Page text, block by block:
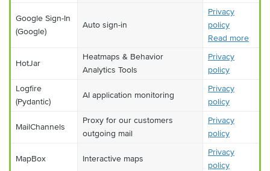
Google Sign-In
(Google)
Auto sign-in
Privacy
policy
Read more
HotJar
Heatmaps & Behavior
Analytics Tools
Privacy
policy
Logfire
(Pydantic)
AI application monitoring
Privacy
policy
MailChannels
Proxy for our customers
outgoing mail
Privacy
policy
MapBox Interactive maps
Privacy
policy